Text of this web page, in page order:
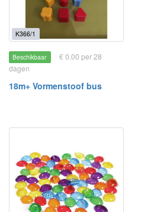
K366/1
Beschikbaar
€ 0.00 per 28
dagen
18m+ Vormenstoof bus